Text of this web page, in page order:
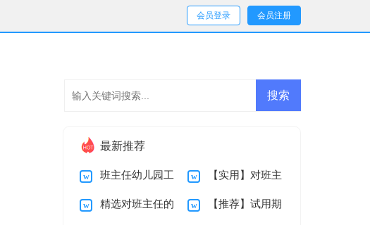
会员登录 会员注册
最新推荐
班主任幼儿园工
作计划集合九篇
【实用】对班主
任的工作计划集合8
精选对班主任的 【推荐】试用期